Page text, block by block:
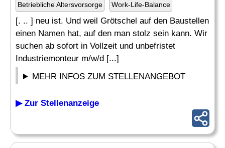
Betriebliche Altersvorsorge Work-Life-Balance
[. .. ] neu ist. Und weil Grötschel auf den Baustellen
einen Namen hat, auf den man stolz sein kann. Wir
suchen ab sofort in Vollzeit und unbefristet
Industriemonteur m/w/d [...]
MEHR INFOS ZUM STELLENANGEBOT
▶ Zur Stellenanzeige